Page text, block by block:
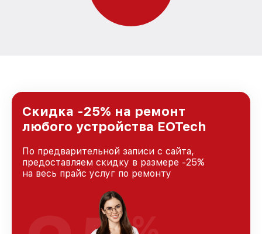
Скидка -25% на ремонт
любого устройства EOTech
По предварительной записи с сайта,
предоставляем скидку в размере -25%
на весь прайс услуг по ремонту